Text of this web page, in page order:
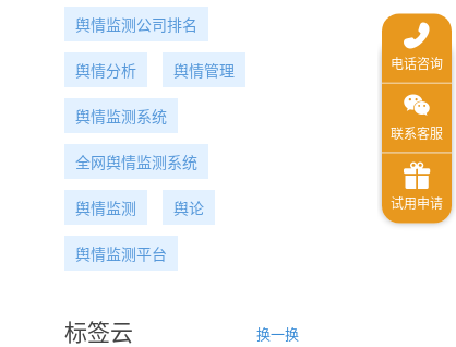
舆情监测公司排名
舆情分析 舆情管理
舆情监测系统
全网舆情监测系统
舆情监测 舆论
舆情监测平台
标签云 换一换